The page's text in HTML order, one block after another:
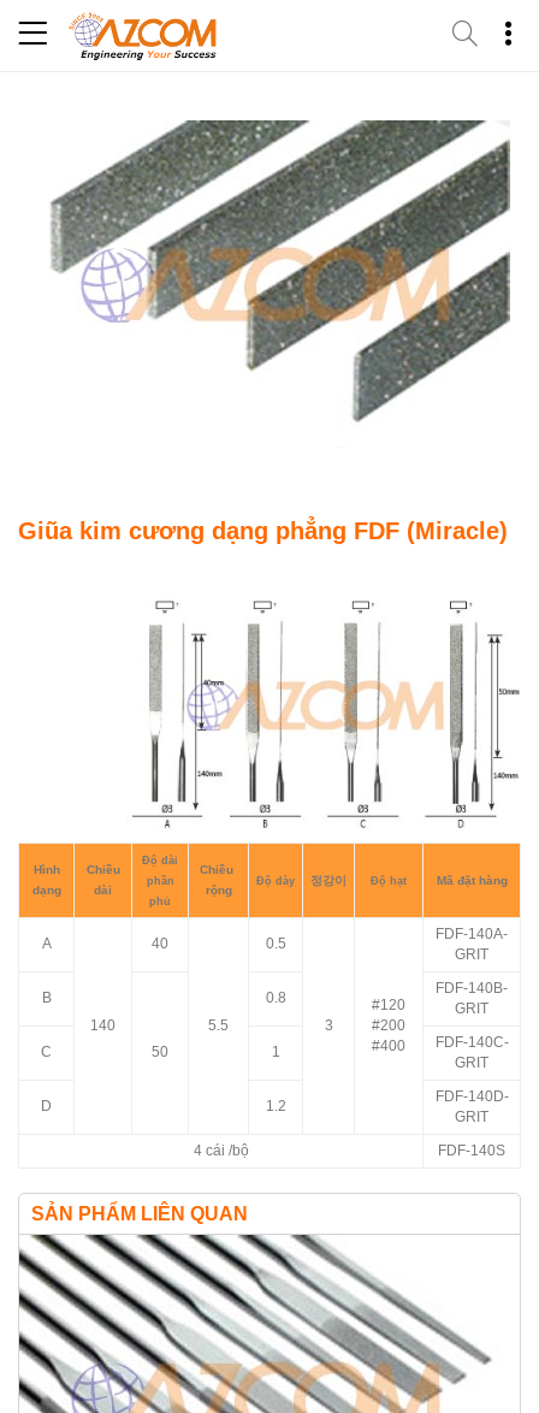
Giũa kim cương dạng phẳng FDF (Miracle)
Hình
dạng
Chiều
dài
Độ dài
phần
phủ
Chiều
rộng
Độ dày 정강이 Độ hạt Mã đặt hàng
A
140
40
5.5
0.5
3
#120
#200
#400
FDF-140A-
GRIT
B
50
0.8
FDF-140B-
GRIT
C 1
FDF-140C-
GRIT
D 1.2
FDF-140D-
GRIT
4 cái /bộ
FDF-140S
SẢN PHẨM LIÊN QUAN